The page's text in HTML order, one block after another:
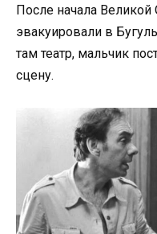
После начала
эвакуировали в
там театр, мальчик
сцену.